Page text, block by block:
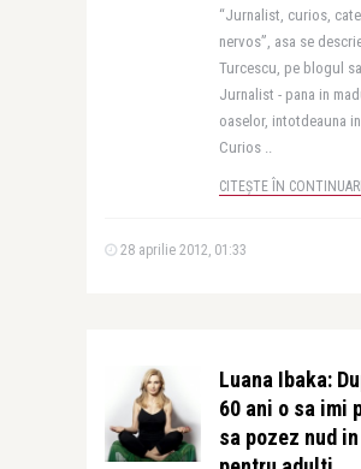
“Jurnalist, curios,
nervos”, asa se
Turcescu, pe blogul
Jurnalist - pana in
oaselor, intotdeauna
Curios ..
CITEȘTE ÎN
28 aprilie 2012, 01:33
Luana Ibaka:
60 ani o sa imi
sa pozez nud